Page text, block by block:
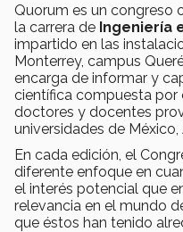
Quorum es un congreso
la carrera de Ingeniería
impartido en las
Monterrey, campus
encarga de informar y
científica compuesta por
doctores y docentes
universidades de
En cada edición, el
diferente enfoque en
el interés potencial que
relevancia en el mundo
que éstos han tenido